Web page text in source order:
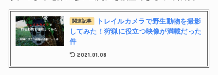
関連記事
トレイルカメラで野生動物を撮影
してみた！狩猟に役立つ映像が満載だった
件
2021.01.08